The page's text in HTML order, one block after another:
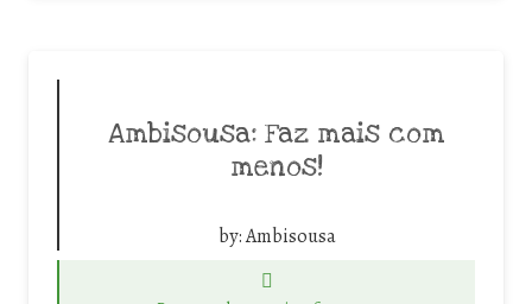
Ambisousa: Faz mais com
menos!
by:Ambisousa